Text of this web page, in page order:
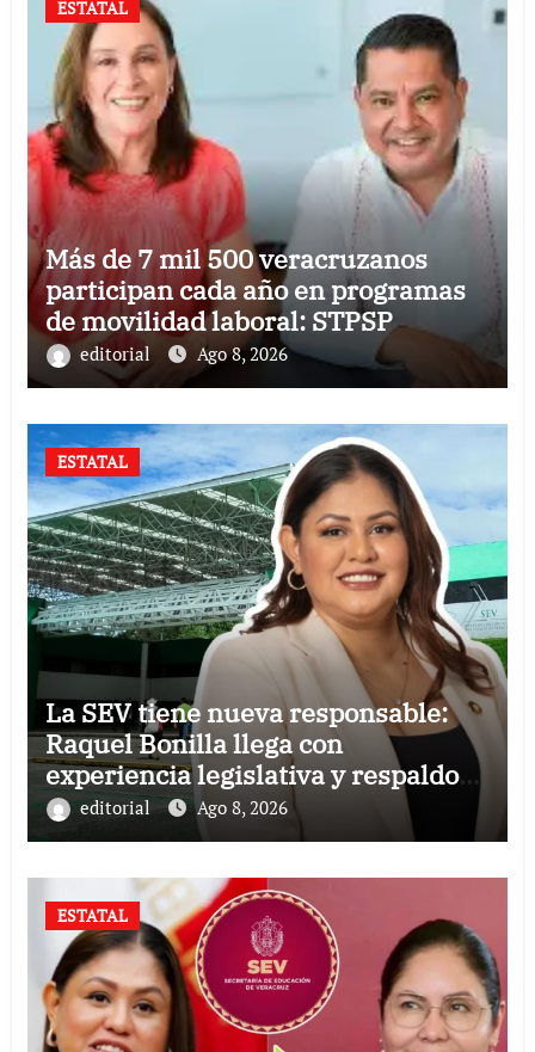
ESTATAL
Más de 7 mil 500 veracruzanos
participan cada año en programas
de movilidad laboral: STPSP
editorial Ago 8, 2026
ESTATAL
La SEV tiene nueva responsable:
Raquel Bonilla llega con
experiencia legislativa y respaldo
político
editorial Ago 8, 2026
ESTATAL